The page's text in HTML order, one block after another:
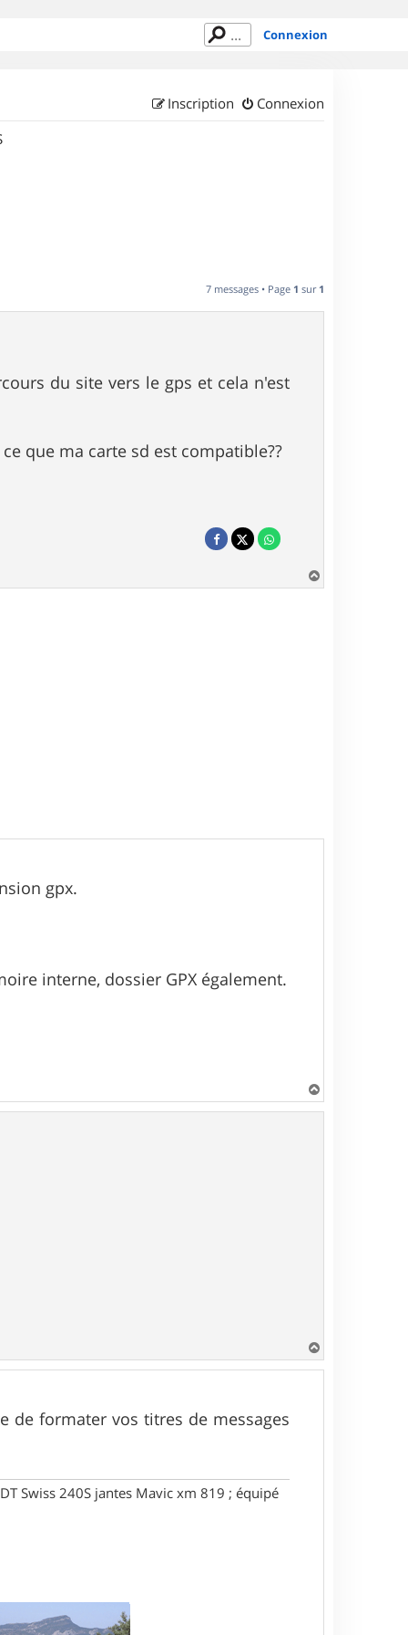
Connexion
Connexion
Inscription
7 messages • Page 1 sur 1
du site vers le gps et cela n'est
que ma carte sd est compatible??
a
gpx.
interne, dossier GPX également.
a
a
de formater vos titres de messages
Swiss 240S jantes Mavic xm 819 ; équipé